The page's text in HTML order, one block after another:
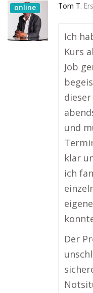
online Tom T.
Ich
Kurs
Job
und
klar
ich
Der